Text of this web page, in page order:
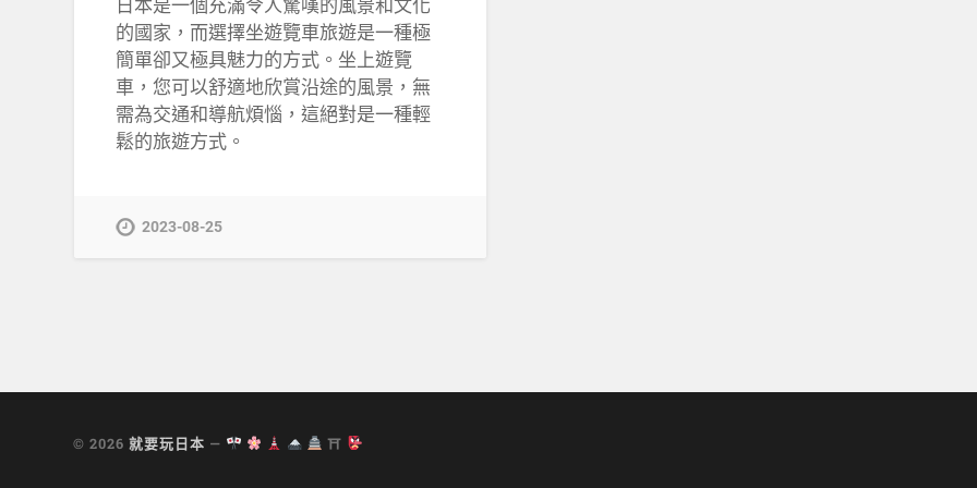
日本是一個充滿令人驚嘆的風景和文化
的國家，而選擇坐遊覽車旅遊是一種極
簡單卻又極具魅力的方式。坐上遊覽
車，您可以舒適地欣賞沿途的風景，無
需為交通和導航煩惱，這絕對是一種輕
鬆的旅遊方式。
2023-08-25
© 2026就要玩日本 — ⛩